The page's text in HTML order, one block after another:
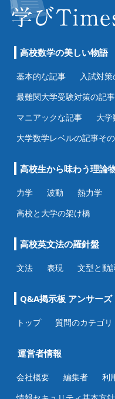
高校数学の美しい物語
基本的な記事
入試対
最難関大学受験対策の記事
マニアックな記事
大
大学数学レベルの記事そ
高校生から味わう理論
力学 波動 熱力学
高校と大学の架け橋
高校英文法の羅針盤
文法 表現 文型と動
Q&A掲示板 アンサーズ
トップ 質問のカテゴリ
運営者情報
会社概要 編集者 利